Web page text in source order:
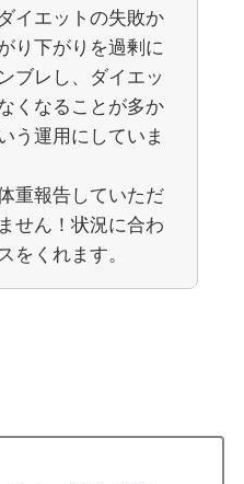
イエットの失敗か
り下がりを過剰に
ブレし、ダイエッ
くなることが多か
う運用にしていま
重報告していただ
せん！状況に合わ
をくれます。